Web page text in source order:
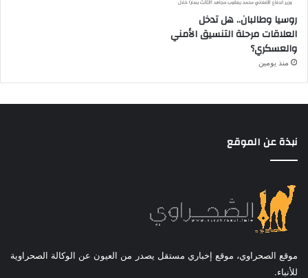
روسيا وطالبان.. هل تدخل
العلاقات مرحلة التنسيق الأمني
والعسكري؟
منذ يومين
نبذة عن الموقع
موقع الصحراوي، موقع إخباري مستقل يصدر من العيون عن الوكالة الصحراوية
للأنباء.